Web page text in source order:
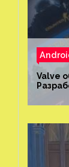
Valve